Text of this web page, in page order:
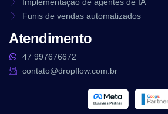
Funis de vendas automatizados
Atendimento
47 997676672
contato@dropflow.com.br